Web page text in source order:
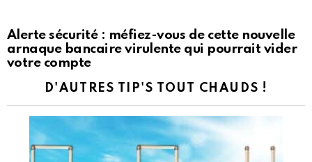
Alerte sécurité : méfiez-vous de cette nouvelle
arnaque bancaire virulente qui pourrait vider
votre compte
D'AUTRES TIP'S TOUT CHAUDS !